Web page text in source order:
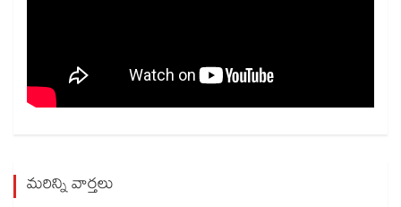
మరిన్ని వార్తలు